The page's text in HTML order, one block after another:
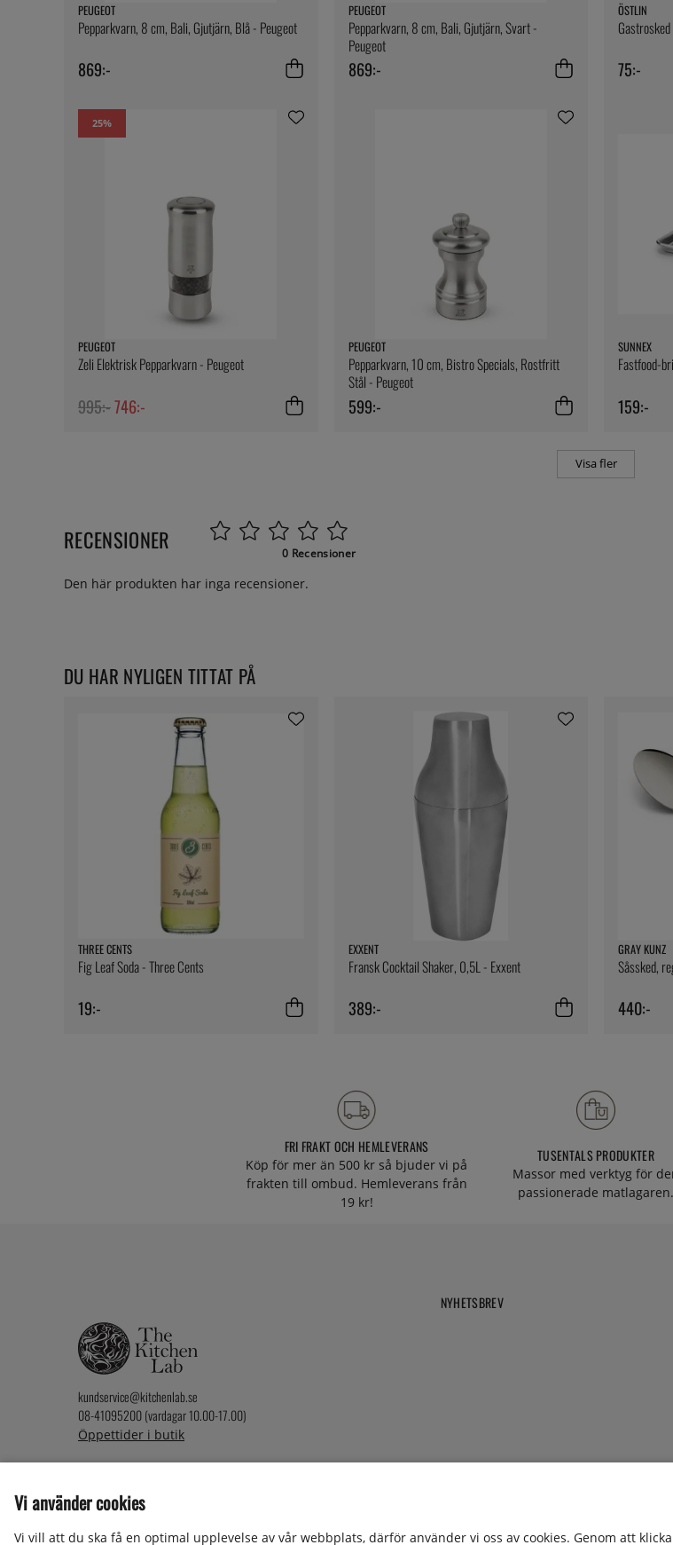
PEUGEOT
Pepparkvarn, 8 cm, Bali, Gjutjärn, Blå - Peugeot
869:-
PEUGEOT
Pepparkvarn, 8 cm, Bali, Gjutjärn, Svart -
Peugeot
869:-
ÖSTLIN
75:-
25%
PEUGEOT
Zeli Elektrisk Pepparkvarn - Peugeot
995:-746:-
PEUGEOT
Pepparkvarn, 10 cm, Bistro Specials, Rostfritt
Stål - Peugeot
599:-
SUNNEX
Fastfood-
159:-
Visa fler
RECENSIONER 0 Recensioner
Den här produkten har inga recensioner.
DU HAR NYLIGEN TITTAT PÅ
THREE CENTS
Fig Leaf Soda - Three Cents
19:-
EXXENT
Fransk Cocktail Shaker, 0,5L - Exxent
389:-
GRAY KUNZ
Såssked,
440:-
FRI FRAKT OCH HEMLEVERANS
Köp för mer än 500 kr så bjuder vi på
frakten till ombud. Hemleverans från
19 kr!
TUSENTALS PRODUKTER
Massor med verktyg för
passionerade matlagaren.
kundservice@kitchenlab.se
08-41095200 (vardagar 10.00-17.00)
Öppettider i butik
NYHETSBREV
2026 KitchenLab AB
Vi använder cookies
Vi vill att du ska få en optimal upplevelse av vår webbplats, därför använder vi oss av cookies. Genom att